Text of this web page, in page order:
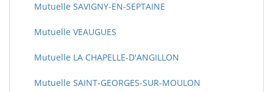
Mutuelle SAVIGNY-EN-SEPTAINE
Mutuelle VEAUGUES
Mutuelle LA CHAPELLE-D'ANGILLON
Mutuelle SAINT-GEORGES-SUR-MOULON